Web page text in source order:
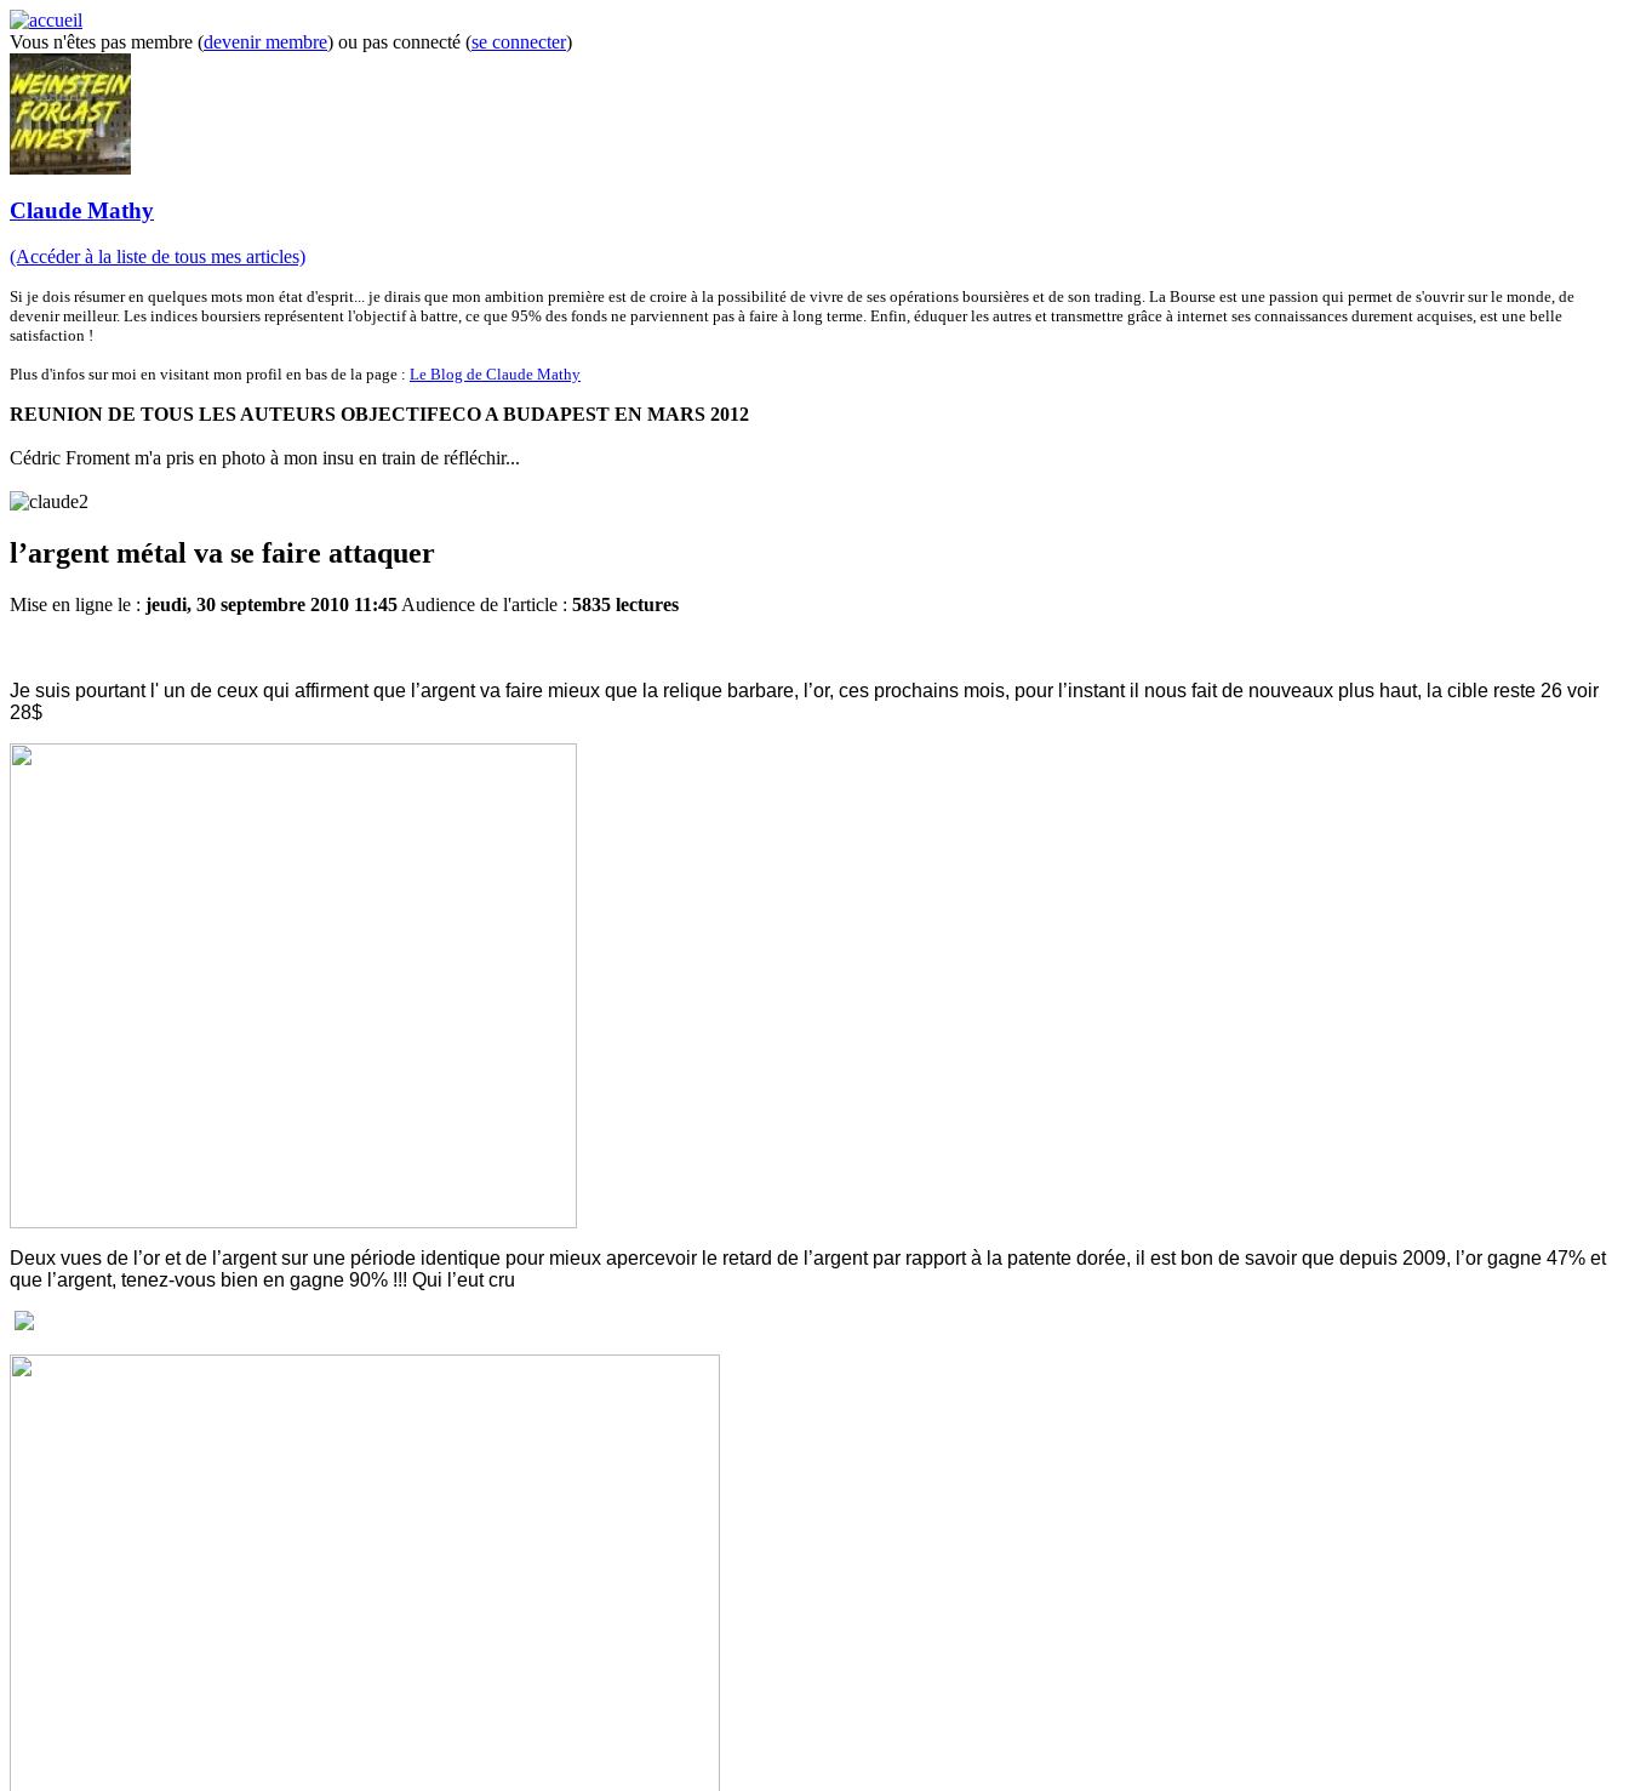
Vous n'êtes pas membre (devenir membre) ou pas connecté (se connecter)
Claude Mathy
(Accéder à la liste de tous mes articles)
Si je dois résumer en quelques mots mon état d'esprit... je dirais que mon ambition première est de croire à la possibilité de vivre de ses opérations boursières et de son trading. La Bourse est une passion qui permet de s'ouvrir sur le monde, de
devenir meilleur. Les indices boursiers représentent l'objectif à battre, ce que 95% des fonds ne parviennent pas à faire à long terme. Enfin, éduquer les autres et transmettre grâce à internet ses connaissances durement acquises, est une belle
satisfaction !
Plus d'infos sur moi en visitant mon profil en bas de la page : Le Blog de Claude Mathy
REUNION DE TOUS LES AUTEURS OBJECTIFECO A BUDAPEST EN MARS 2012
Cédric Froment m'a pris en photo à mon insu en train de réfléchir...
l’argent métal va se faire attaquer
Mise en ligne le : jeudi, 30 septembre 2010 11:45 Audience de l'article : 5835 lectures
Je suis pourtant l' un de ceux qui affirment que l’argent va faire mieux que la relique barbare, l’or, ces prochains mois, pour l’instant il nous fait de nouveaux plus haut, la cible reste 26 voir
28$
Deux vues de l’or et de l’argent sur une période identique pour mieux apercevoir le retard de l’argent par rapport à la patente dorée, il est bon de savoir que depuis 2009, l’or gagne 47% et
que l’argent, tenez-vous bien en gagne 90% !!! Qui l’eut cru